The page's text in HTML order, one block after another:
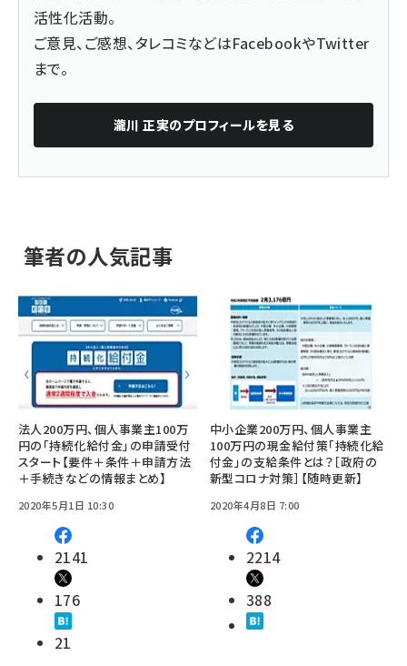
活性化活動。
ご意見、ご感想、タレコミなどはFacebookやTwitter
まで。
瀧川 正実のプロフィールを見る
筆者の人気記事
法人200万円、個人事業主100万
円の「持続化給付金」の申請受付
スタート【要件＋条件＋申請方法
＋手続きなどの情報まとめ】
2020年5月1日 10:30
2141
176
21
中小企業200万円、個人事業主
100万円の現金給付策「持続化給
付金」の支給条件とは？［政府の
新型コロナ対策］【随時更新】
2020年4月8日 7:00
2214
388